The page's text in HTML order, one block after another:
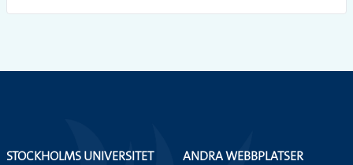
STOCKHOLMS UNIVERSITET
ANDRA WEBBPLATSER